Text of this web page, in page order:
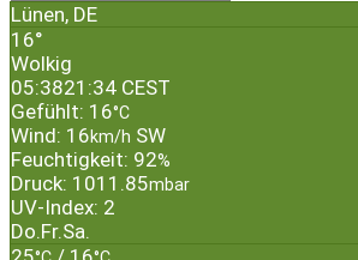
Lünen, DE
16°
Wolkig
05:3821:34 CEST
Gefühlt: 16°C
Wind: 16km/h SW
Feuchtigkeit: 92%
Druck: 1011.85mbar
UV-Index: 2
Do.Fr.Sa.